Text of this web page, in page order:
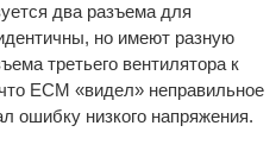
два разъема для
но имеют разную
третьего вентилятора к
ECM «видел» неправильное
ошибку низкого напряжения.